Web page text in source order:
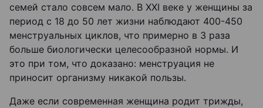
семей стало совсем мало. В XXI веке у женщины за
период с 18 до 50 лет жизни наблюдают 400-450
менструальных циклов, что примерно в 3 раза
больше биологически целесообразной нормы. И
это при том, что доказано: менструация не
приносит организму никакой пользы.
Даже если современная женщина родит трижды,